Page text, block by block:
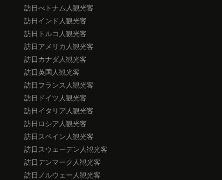
訪日べトナム人観光客
訪日インド人観光客
訪日トルコ人観光客
訪日アメリカ人観光客
訪日カナダ人観光客
訪日英国人観光客
訪日フランス人観光客
訪日ドイツ人観光客
訪日イタリア人観光客
訪日ロシア人観光客
訪日スペイン人観光客
訪日スウェーデン人観光客
訪日デンマーク人観光客
訪日ノルウェー人観光客